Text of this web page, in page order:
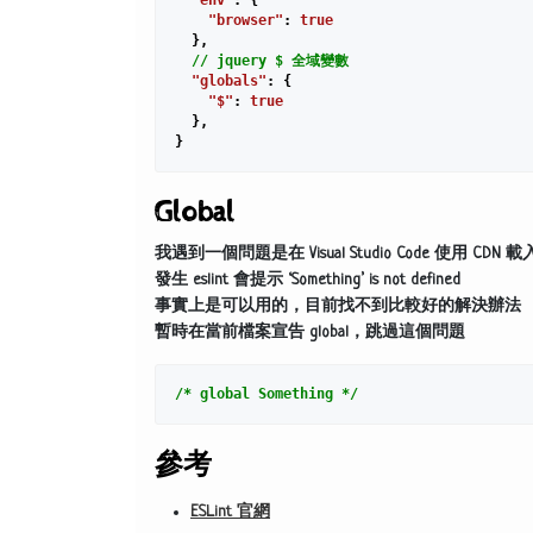
"browser" : true
  },
// jquery $ 全域變數
"globals" : {
"$" : true
  },
Global
我遇到一個問題是在 Visual Studio Code 使用 CDN 載
發生 eslint 會提示 ‘Something’ is not defined
事實上是可以用的，目前找不到比較好的解決辦法
暫時在當前檔案宣告 global，跳過這個問題
/* global Something */
參考
ESLint 官網